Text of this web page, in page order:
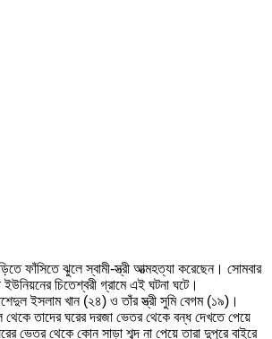
ফাঁসিতে ঝুলে স্বামী-স্ত্রী আত্মহত্যা করেছেন। সোমবার
চিতেশ্বরী গ্রামে এই ঘটনা ঘটে।
ইসলাম খান (২৪) ও তাঁর স্ত্রী সুমি বেগম (১৯)।
থেকে তাদের ঘরের দরজা ভেতর থেকে বন্ধ দেখতে পেয়ে
ভেতর থেকে কোন সাড়া শব্দ না পেয়ে তারা দুপুরে বাইরে